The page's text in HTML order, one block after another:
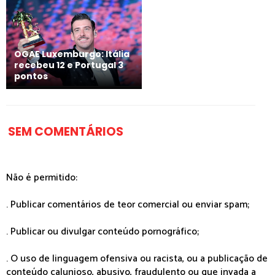
OGAE Luxemburgo: Itália
recebeu 12 e Portugal 3
pontos
SEM COMENTÁRIOS
Não é permitido:
. Publicar comentários de teor comercial ou enviar spam;
. Publicar ou divulgar conteúdo pornográfico;
. O uso de linguagem ofensiva ou racista, ou a publicação de